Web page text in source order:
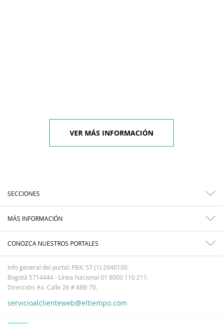
VER MÁS INFORMACIÓN
SECCIONES
MÁS INFORMACIÓN
CONOZCA NUESTROS PORTALES
Info general del portal: PBX: 57 (1) 2940100.
Bogotá 5714444 - Línea Nacional 01 8000 110 211.
Dirección: Av. Calle 26 # 68B-70.
servicioalclienteweb@eltiempo.com